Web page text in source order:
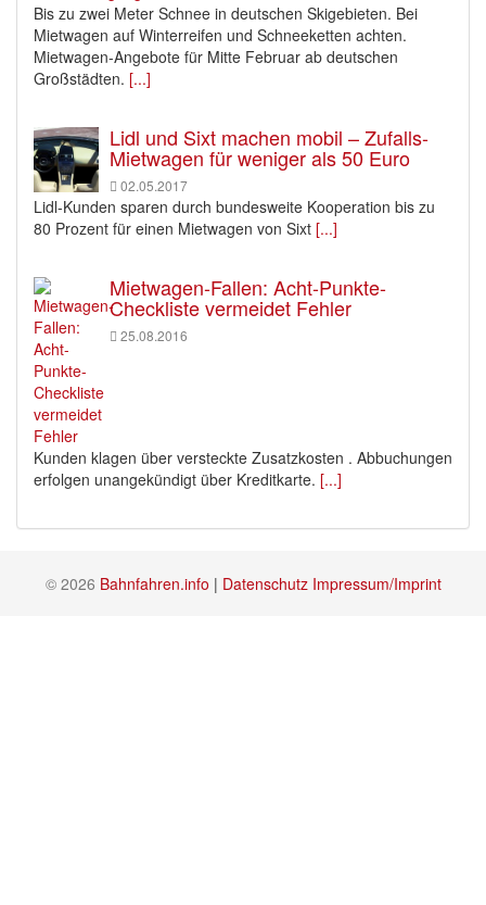
Bis zu zwei Meter Schnee in deutschen Skigebieten. Bei
Mietwagen auf Winterreifen und Schneeketten achten.
Mietwagen-Angebote für Mitte Februar ab deutschen
Großstädten. [...]
Lidl und Sixt machen mobil – Zufalls-
Mietwagen für weniger als 50 Euro
02.05.2017
Lidl-Kunden sparen durch bundesweite Kooperation bis zu
80 Prozent für einen Mietwagen von Sixt [...]
Mietwagen-Fallen: Acht-Punkte-
Checkliste vermeidet Fehler
25.08.2016
Kunden klagen über versteckte Zusatzkosten . Abbuchungen
erfolgen unangekündigt über Kreditkarte. [...]
© 2026 Bahnfahren.info | Datenschutz Impressum/Imprint